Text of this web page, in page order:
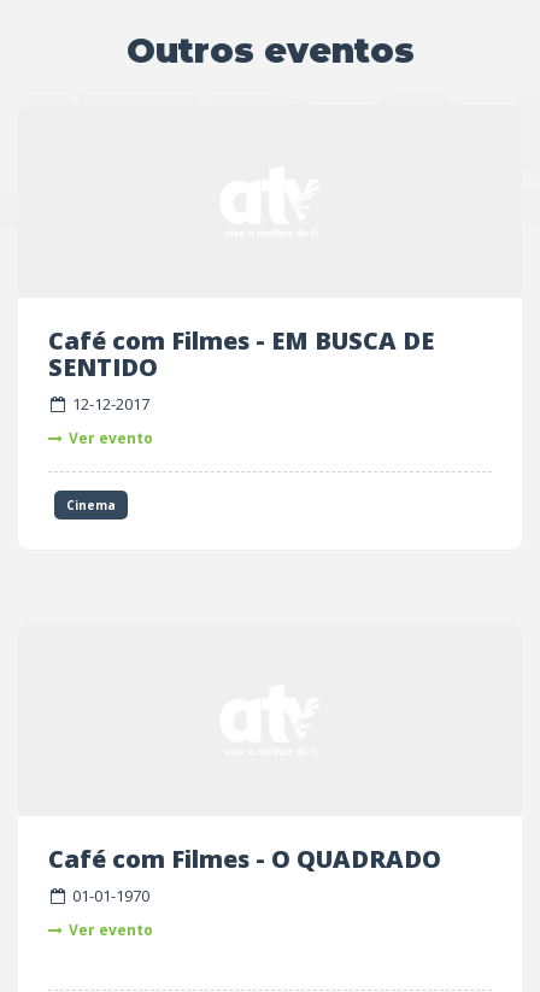
Outros eventos
Café com Filmes - EM BUSCA DE
SENTIDO
12-12-2017
Ver evento
Cinema
Café com Filmes - O QUADRADO
01-01-1970
Ver evento